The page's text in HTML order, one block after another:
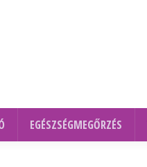
EGÉSZSÉGMEGŐRZÉS